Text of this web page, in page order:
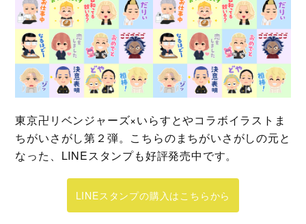
東京卍リベンジャーズ×いらすとやコラボイラストま
ちがいさがし第２弾。こちらのまちがいさがしの元と
なった、LINEスタンプも好評発売中です。
LINEスタンプの購入はこちらから